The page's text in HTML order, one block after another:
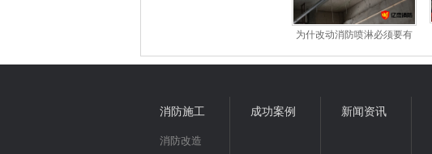
为什改动消防喷淋必须要有
消防施工
消防改造
成功案例 新闻资讯